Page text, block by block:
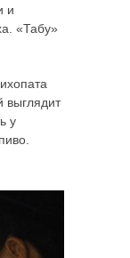
и
«Табу»
выглядит
у